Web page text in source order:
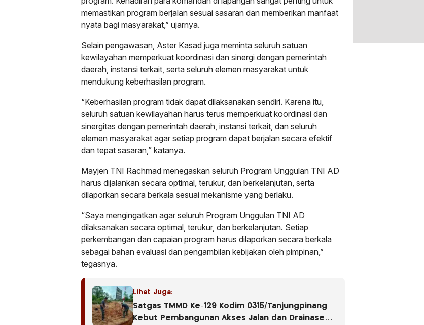
memastikan program berjalan sesuai sasaran dan memberikan manfaat
nyata bagi masyarakat,” ujarnya.
Selain pengawasan, Aster Kasad juga meminta seluruh satuan
kewilayahan memperkuat koordinasi dan sinergi dengan pemerintah
daerah, instansi terkait, serta seluruh elemen masyarakat untuk
mendukung keberhasilan program.
“Keberhasilan program tidak dapat dilaksanakan sendiri. Karena itu,
seluruh satuan kewilayahan harus terus memperkuat koordinasi dan
sinergitas dengan pemerintah daerah, instansi terkait, dan seluruh
elemen masyarakat agar setiap program dapat berjalan secara efektif
dan tepat sasaran,” katanya.
Mayjen TNI Rachmad menegaskan seluruh Program Unggulan TNI AD
harus dijalankan secara optimal, terukur, dan berkelanjutan, serta
dilaporkan secara berkala sesuai mekanisme yang berlaku.
“Saya mengingatkan agar seluruh Program Unggulan TNI AD
dilaksanakan secara optimal, terukur, dan berkelanjutan. Setiap
perkembangan dan capaian program harus dilaporkan secara berkala
sebagai bahan evaluasi dan pengambilan kebijakan oleh pimpinan,”
tegasnya.
Lihat Juga:
Satgas TMMD Ke-129 Kodim 0315/Tanjungpinang
Kebut Pembangunan Akses Jalan dan Drainase